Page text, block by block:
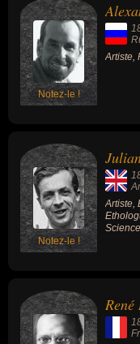
Notez-le !
Artiste,
Notez-le !
Artiste,